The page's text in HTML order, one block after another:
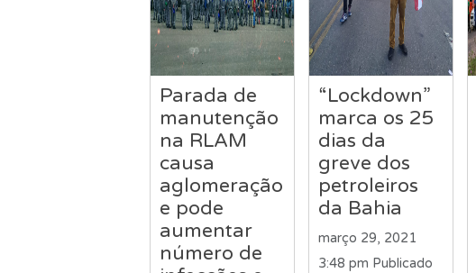
Parada de
manutenção
na RLAM
causa
aglomeração
e pode
aumentar
número de
“Lockdown”
marca os 25
dias da
greve dos
petroleiros
da Bahia
março 29, 2021
3:48 pm Publicado